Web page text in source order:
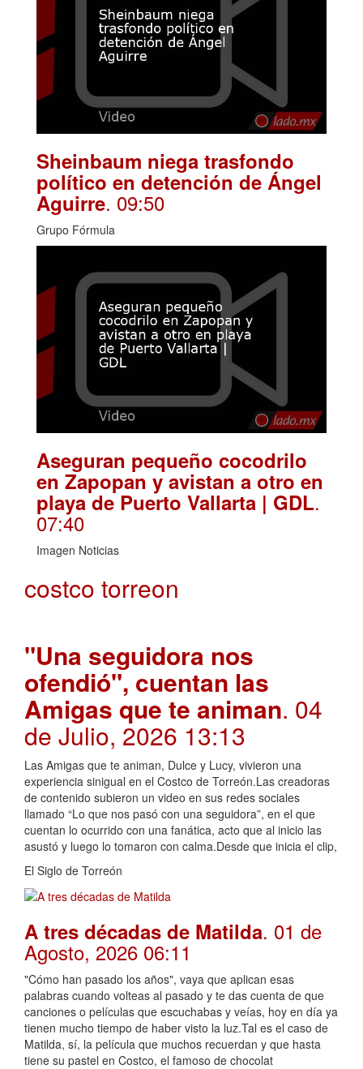
Sheinbaum niega trasfondo
político en detención de Ángel
Aguirre. 09:50
Grupo Fórmula
Aseguran pequeño cocodrilo
en Zapopan y avistan a otro en
playa de Puerto Vallarta | GDL.
07:40
Imagen Noticias
costco torreon
"Una seguidora nos
ofendió", cuentan las
Amigas que te animan. 04
de Julio, 2026 13:13
Las Amigas que te animan, Dulce y Lucy, vivieron una
experiencia sinigual en el Costco de Torreón.Las creadoras
de contenido subieron un video en sus redes sociales
llamado “Lo que nos pasó con una seguidora”, en el que
cuentan lo ocurrido con una fanática, acto que al inicio las
asustó y luego lo tomaron con calma.Desde que inicia el clip,
El Siglo de Torreón
A tres décadas de Matilda. 01 de
Agosto, 2026 06:11
"Cómo han pasado los años", vaya que aplican esas
palabras cuando volteas al pasado y te das cuenta de que
canciones o películas que escuchabas y veías, hoy en día ya
tienen mucho tiempo de haber visto la luz.Tal es el caso de
Matilda, sí, la película que muchos recuerdan y que hasta
tiene su pastel en Costco, el famoso de chocolat